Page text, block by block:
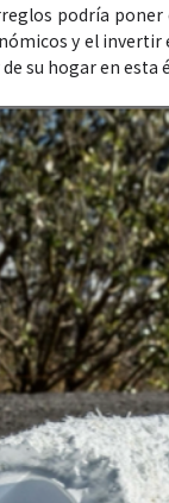
podría
y el invertir
su hogar en esta